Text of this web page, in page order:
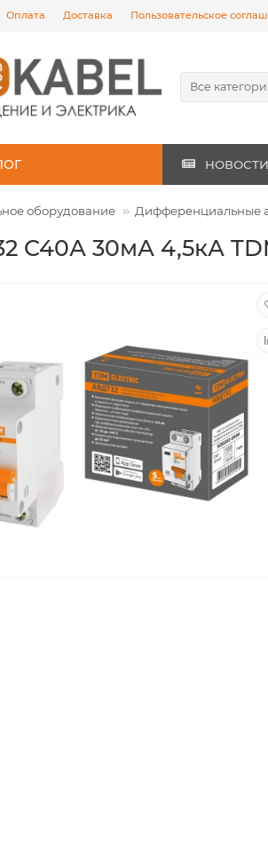
Оплата Доставка Пользовательское
Все
НОВОСТИ
оборудование Дифференциальные
C40А 30мА 4,5кА